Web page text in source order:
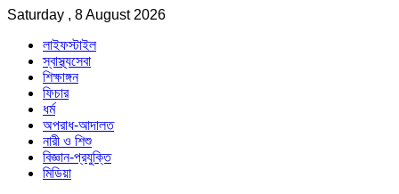
Saturday , 8 August 2026
লাইফস্টাইল
স্বাস্থ্যসেবা
শিক্ষাঙ্গন
ফিচার
ধর্ম
অপরাধ-আদালত
নারী ও শিশু
বিজ্ঞান-প্রযুক্তি
মিডিয়া